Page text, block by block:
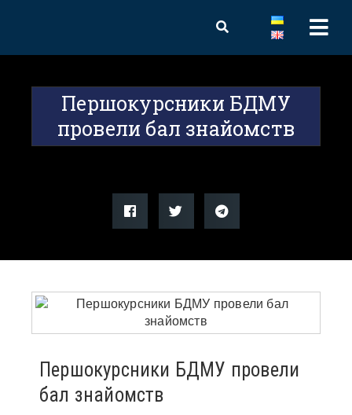
Першокурсники БДМУ
провели бал знайомств
Першокурсники БДМУ провели
бал знайомств